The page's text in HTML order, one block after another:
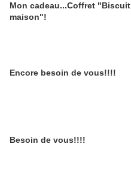
Mon cadeau...Coffret "Biscuit
maison"!
Encore besoin de vous!!!!
Besoin de vous!!!!